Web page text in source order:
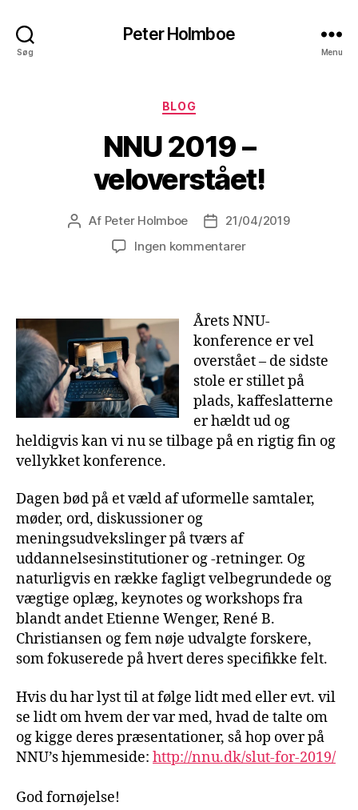
Søg
Peter Holmboe
Menu
Kategorier
BLOG
NNU 2019 –
veloverstået!
Indlægsforfatter
Af Peter Holmboe Indlægsdato
21/04/2019
Ingen kommentarertil
veloverstået!
Årets NNU-
konference er vel
overstået – de sidste
stole er stillet på
plads, kaffeslatterne
er hældt ud og
heldigvis kan vi nu se tilbage på en rigtig fin og
vellykket konference.
Dagen bød på et væld af uformelle samtaler,
møder, ord, diskussioner og
meningsudvekslinger på tværs af
uddannelsesinstitutioner og -retninger. Og
naturligvis en række fagligt velbegrundede og
vægtige oplæg, keynotes og workshops fra
blandt andet Etienne Wenger, René B.
Christiansen og fem nøje udvalgte forskere,
som fokuserede på hvert deres specifikke felt.
Hvis du har lyst til at følge lidt med eller evt. vil
se lidt om hvem der var med, hvad de talte om
og kigge deres præsentationer, så hop over på
NNU’s hjemmeside: http://nnu.dk/slut-for-2019/
God fornøjelse!